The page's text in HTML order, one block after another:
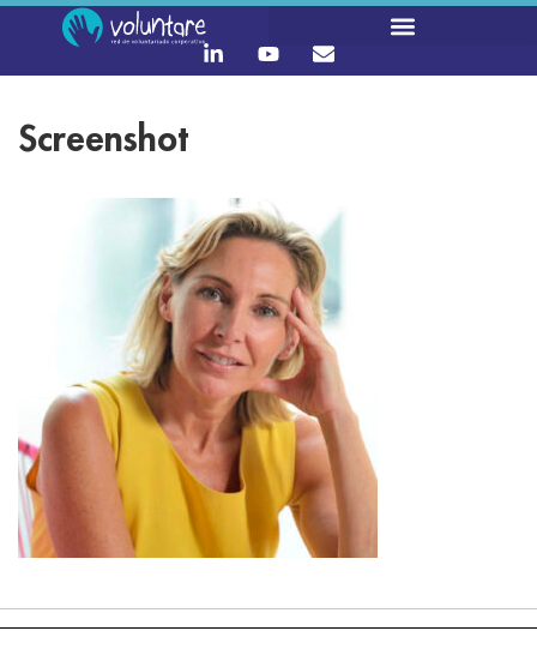
Screenshot